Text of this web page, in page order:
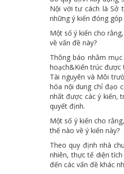
Nội với tư cách là Sở
những ý kiến đóng
Một số ý kiến cho
về vấn đề này?
Thông báo nhằm
hoạch&Kiến trúc được
Tài nguyên và Môi
hóa nội dung chỉ đạo
nhất được các ý kiến,
quyết định.
Một số ý kiến cho
thế nào về ý kiến này?
Theo quy định nhà
nhiên, thực tế diện
đến các vấn đề khác